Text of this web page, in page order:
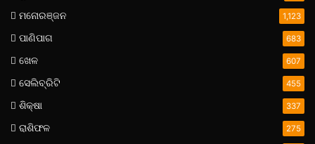
ମନୋରଞ୍ଜନ 1,123
ପାଣିପାଗ 683
ଖେଳ 607
ସେଲିବ୍ରିଟି 455
ଶିକ୍ଷା 337
ରାଶିଫଳ 275